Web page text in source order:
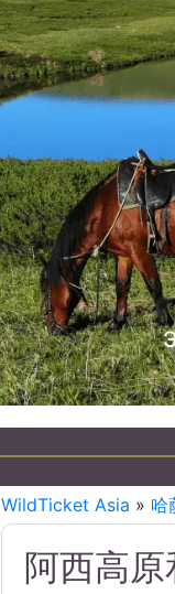
WildTicket Asia » 哈
阿西高